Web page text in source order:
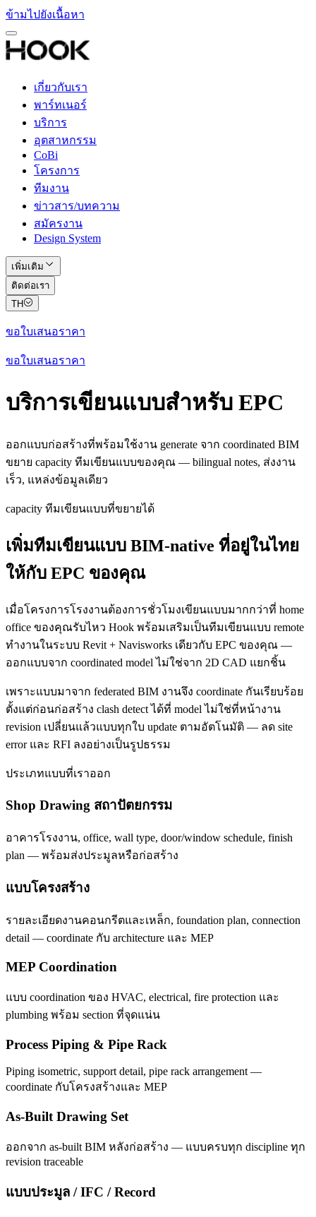
ข้ามไปยังเนื้อหา
เกี่ยวกับเรา
พาร์ทเนอร์
บริการ
อุตสาหกรรม
CoBi
โครงการ
ทีมงาน
ข่าวสาร/บทความ
สมัครงาน
Design System
เพิ่มเติม
ติดต่อเรา
TH
ขอใบเสนอราคา
ขอใบเสนอราคา
บริการเขียนแบบสำหรับ EPC
ออกแบบก่อสร้างที่พร้อมใช้งาน generate จาก coordinated BIM
ขยาย capacity ทีมเขียนแบบของคุณ — bilingual notes, ส่งงาน
เร็ว, แหล่งข้อมูลเดียว
capacity ทีมเขียนแบบที่ขยายได้
เพิ่มทีมเขียนแบบ BIM-native ที่อยู่ในไทย
ให้กับ EPC ของคุณ
เมื่อโครงการโรงงานต้องการชั่วโมงเขียนแบบมากกว่าที่ home
office ของคุณรับไหว Hook พร้อมเสริมเป็นทีมเขียนแบบ remote
ทำงานในระบบ Revit + Navisworks เดียวกับ EPC ของคุณ —
ออกแบบจาก coordinated model ไม่ใช่จาก 2D CAD แยกชิ้น
เพราะแบบมาจาก federated BIM งานจึง coordinate กันเรียบร้อย
ตั้งแต่ก่อนก่อสร้าง clash detect ได้ที่ model ไม่ใช่ที่หน้างาน
revision เปลี่ยนแล้วแบบทุกใบ update ตามอัตโนมัติ — ลด site
error และ RFI ลงอย่างเป็นรูปธรรม
ประเภทแบบที่เราออก
Shop Drawing สถาปัตยกรรม
อาคารโรงงาน, office, wall type, door/window schedule, finish
plan — พร้อมส่งประมูลหรือก่อสร้าง
แบบโครงสร้าง
รายละเอียดงานคอนกรีตและเหล็ก, foundation plan, connection
detail — coordinate กับ architecture และ MEP
MEP Coordination
แบบ coordination ของ HVAC, electrical, fire protection และ
plumbing พร้อม section ที่จุดแน่น
Process Piping & Pipe Rack
Piping isometric, support detail, pipe rack arrangement —
coordinate กับโครงสร้างและ MEP
As-Built Drawing Set
ออกจาก as-built BIM หลังก่อสร้าง — แบบครบทุก discipline ทุก
revision traceable
แบบประมูล / IFC / Record